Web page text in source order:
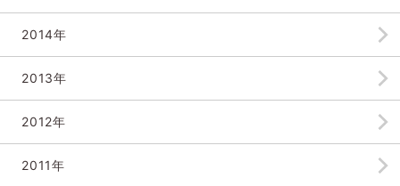
2014年
2013年
2012年
2011年